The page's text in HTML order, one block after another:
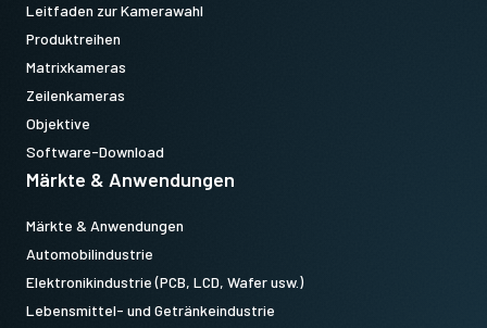
Leitfaden zur Kamerawahl
Produktreihen
Matrixkameras
Zeilenkameras
Objektive
Software-Download
Märkte & Anwendungen
Märkte & Anwendungen
Automobilindustrie
Elektronikindustrie (PCB, LCD, Wafer usw.)
Lebensmittel- und Getränkeindustrie